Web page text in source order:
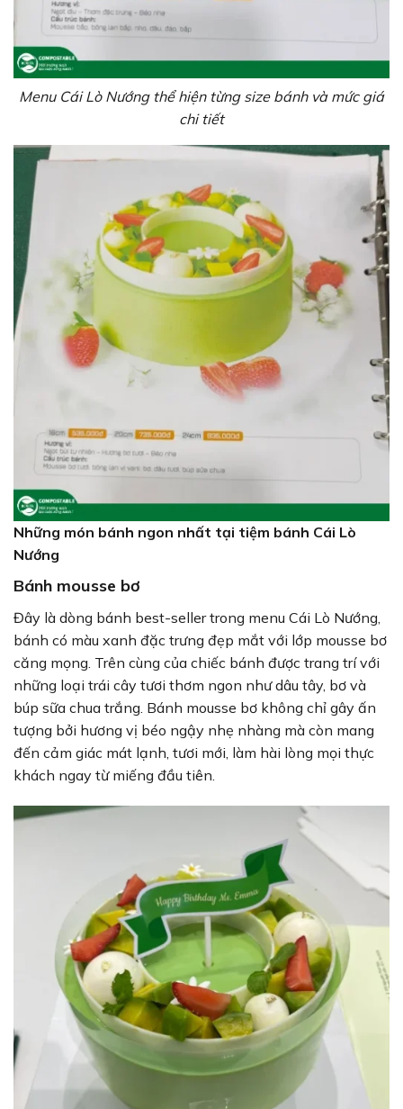
Menu Cái Lò Nướng thể hiện từng size bánh và mức giá
chi tiết
Những món bánh ngon nhất tại tiệm bánh Cái Lò
Nướng
Bánh mousse bơ
Đây là dòng bánh best-seller trong menu Cái Lò Nướng,
bánh có màu xanh đặc trưng đẹp mắt với lớp mousse bơ
căng mọng. Trên cùng của chiếc bánh được trang trí với
những loại trái cây tươi thơm ngon như dâu tây, bơ và
búp sữa chua trắng. Bánh mousse bơ không chỉ gây ấn
tượng bởi hương vị béo ngậy nhẹ nhàng mà còn mang
đến cảm giác mát lạnh, tươi mới, làm hài lòng mọi thực
khách ngay từ miếng đầu tiên.